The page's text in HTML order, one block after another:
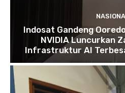
Indosat Gandeng
NVIDIA Luncurkan
Infrastruktur AI